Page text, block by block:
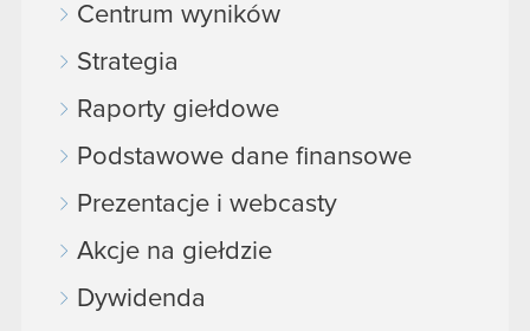
Centrum wyników
Strategia
Raporty giełdowe
Podstawowe dane finansowe
Prezentacje i webcasty
Akcje na giełdzie
Dywidenda